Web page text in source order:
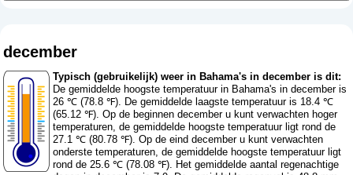
december
Typisch (gebruikelijk) weer in Bahama's in december is dit:
De gemiddelde hoogste temperatuur in Bahama's in december is
26 ℃ (78.8 ℉). De gemiddelde laagste temperatuur is 18.4 ℃
(65.12 ℉). Op de beginnen december u kunt verwachten hoger
temperaturen, de gemiddelde hoogste temperatuur ligt rond de
27.1 ℃ (80.78 ℉). Op de eind december u kunt verwachten
onderste temperaturen, de gemiddelde hoogste temperatuur ligt
rond de 25.6 ℃ (78.08 ℉). Het gemiddelde aantal regenachtige